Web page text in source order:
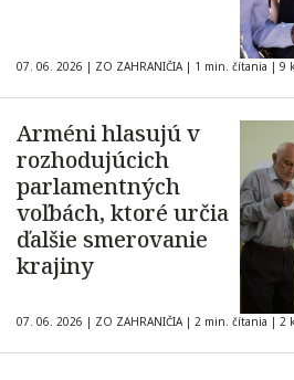
07. 06. 2026 | ZO ZAHRANIČIA | 1 min. čítania | 9
Arméni hlasujú v
rozhodujúcich
parlamentných
voľbách, ktoré určia
ďalšie smerovanie
krajiny
07. 06. 2026 | ZO ZAHRANIČIA | 2 min. čítania | 2